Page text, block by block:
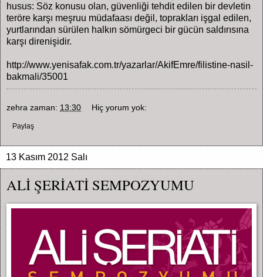
husus: Söz konusu olan, güvenliği tehdit edilen bir devletin
teröre karşı meşruu müdafaası değil, toprakları işgal edilen,
yurtlarından sürülen halkın sömürgeci bir gücün saldırısına
karşı direnişidir.
http://www.yenisafak.com.tr/yazarlar/AkifEmre/filistine-nasil-
bakmali/35001
zehra zaman: 13:30 Hiç yorum yok:
Paylaş
13 Kasım 2012 Salı
ALİ ŞERİATİ SEMPOZYUMU